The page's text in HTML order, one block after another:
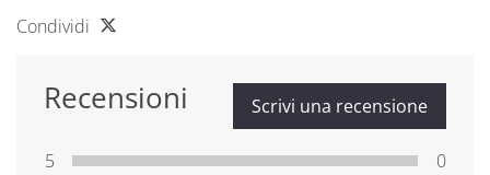
Condividi
Recensioni Scrivi una recensione
5
0